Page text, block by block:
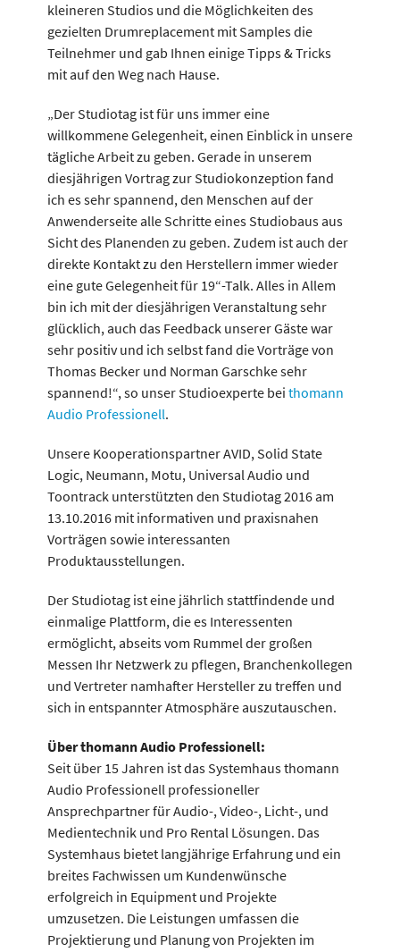
kleineren Studios und die Möglichkeiten des
gezielten Drumreplacement mit Samples die
Teilnehmer und gab Ihnen einige Tipps & Tricks
mit auf den Weg nach Hause.
„Der Studiotag ist für uns immer eine
willkommene Gelegenheit, einen Einblick in unsere
tägliche Arbeit zu geben. Gerade in unserem
diesjährigen Vortrag zur Studiokonzeption fand
ich es sehr spannend, den Menschen auf der
Anwenderseite alle Schritte eines Studiobaus aus
Sicht des Planenden zu geben. Zudem ist auch der
direkte Kontakt zu den Herstellern immer wieder
eine gute Gelegenheit für 19“-Talk. Alles in Allem
bin ich mit der diesjährigen Veranstaltung sehr
glücklich, auch das Feedback unserer Gäste war
sehr positiv und ich selbst fand die Vorträge von
Thomas Becker und Norman Garschke sehr
spannend!“, so unser Studioexperte bei thomann
Audio Professionell.
Unsere Kooperationspartner AVID, Solid State
Logic, Neumann, Motu, Universal Audio und
Toontrack unterstützten den Studiotag 2016 am
13.10.2016 mit informativen und praxisnahen
Vorträgen sowie interessanten
Produktausstellungen.
Der Studiotag ist eine jährlich stattfindende und
einmalige Plattform, die es Interessenten
ermöglicht, abseits vom Rummel der großen
Messen Ihr Netzwerk zu pflegen, Branchenkollegen
und Vertreter namhafter Hersteller zu treffen und
sich in entspannter Atmosphäre auszutauschen.
Über thomann Audio Professionell:
Seit über 15 Jahren ist das Systemhaus thomann
Audio Professionell professioneller
Ansprechpartner für Audio-, Video-, Licht-, und
Medientechnik und Pro Rental Lösungen. Das
Systemhaus bietet langjährige Erfahrung und ein
breites Fachwissen um Kundenwünsche
erfolgreich in Equipment und Projekte
umzusetzen. Die Leistungen umfassen die
Projektierung und Planung von Projekten im